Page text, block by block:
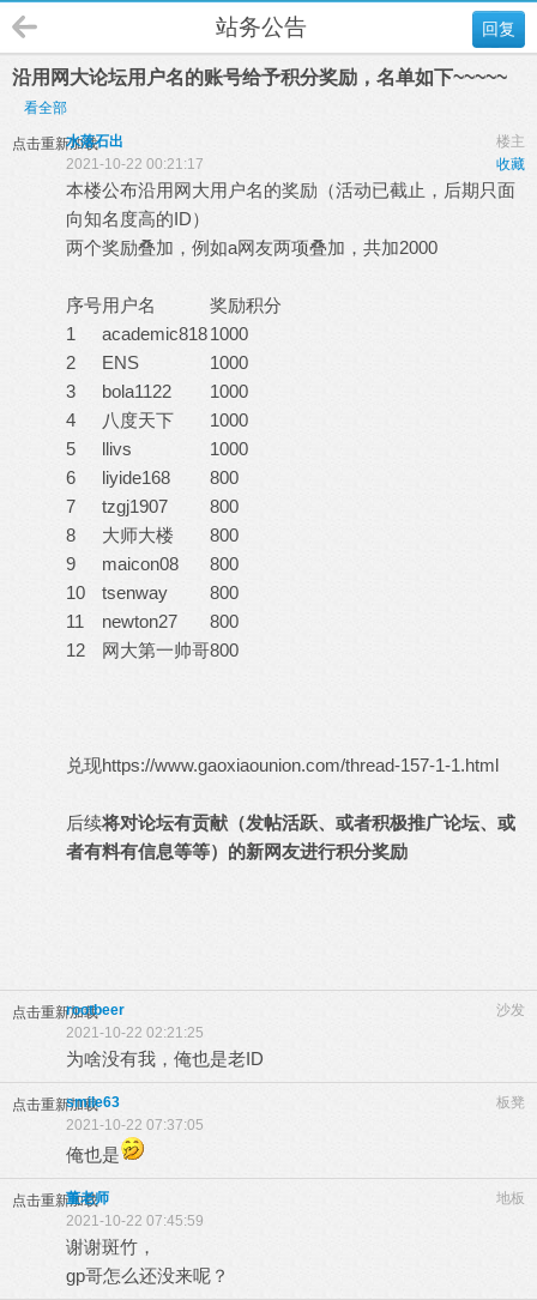
回复
站务公告
沿用网大论坛用户名的账号给予积分奖励，名单如下~~~~~
看全部
点击重新加载 楼主
水落石出
收藏
2021-10-22 00:21:17
本楼公布沿用网大用户名的奖励（活动已截止，后期只面
向知名度高的ID）
两个奖励叠加，例如a网友两项叠加，共加2000
序号用户名
奖励积分
1
academic8181000
2
ENS
1000
3
bola1122
1000
4
八度天下
1000
5
llivs
1000
6
liyide168
800
7
tzgj1907
800
8
大师大楼
800
9
maicon08
800
10
tsenway
800
11
newton27
800
12
网大第一帅哥800
兑现https://www.gaoxiaounion.com/thread-157-1-1.html
后续将对论坛有贡献（发帖活跃、或者积极推广论坛、或
者有料有信息等等）的新网友进行积分奖励
点击重新加载 沙发
rootbeer
2021-10-22 02:21:25
为啥没有我，俺也是老ID
点击重新加载 板凳
smile63
2021-10-22 07:37:05
俺也是
点击重新加载 地板
董老师
2021-10-22 07:45:59
谢谢斑竹，
gp哥怎么还没来呢？